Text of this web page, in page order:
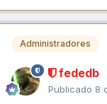
Administradores
fededb
Publicado 8